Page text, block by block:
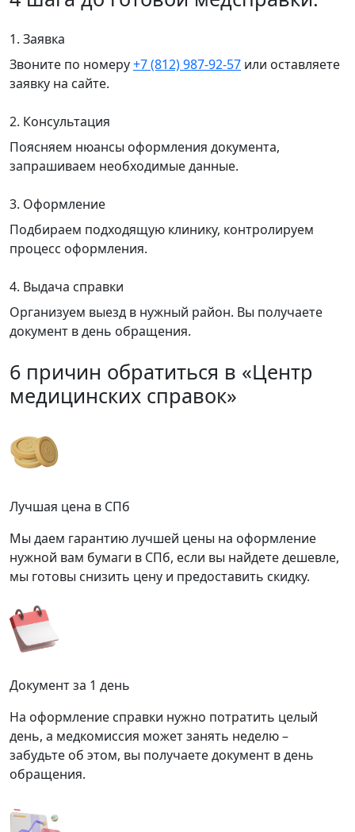
1. Заявка
Звоните по номеру+7 (812) 987-92-57 или оставляете
заявку на сайте.
2. Консультация
Поясняем нюансы оформления документа,
запрашиваем необходимые данные.
3. Оформление
Подбираем подходящую клинику, контролируем
процесс оформления.
4. Выдача справки
Организуем выезд в нужный район. Вы получаете
документ в день обращения.
6 причин обратиться в «Центр
медицинских справок»
Лучшая цена в СПб
Мы даем гарантию лучшей цены на оформление
нужной вам бумаги в СПб, если вы найдете дешевле,
мы готовы снизить цену и предоставить скидку.
Документ за 1 день
На оформление справки нужно потратить целый
день, а медкомиссия может занять неделю –
забудьте об этом, вы получаете документ в день
обращения.